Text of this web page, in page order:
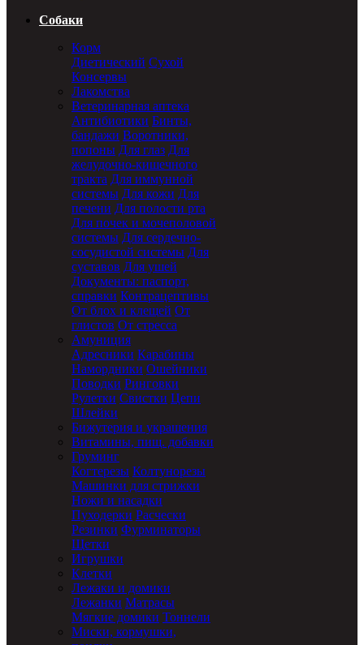
Собаки
Корм
Диетический Сухой
Консервы
Лакомства
Ветеринарная аптека
Антибиотики Бинты,
бандажи Воротники,
попоны Для глаз Для
желудочно-кишечного
тракта Для иммунной
системы Для кожи Для
печени Для полости рта
Для почек и мочеполовой
системы Для сердечно-
сосудистой системы Для
суставов Для ушей
Документы: паспорт,
справки Контрацептивы
От блох и клещей От
глистов От стресса
Амуниция
Адресники Карабины
Намордники Ошейники
Поводки Ринговки
Рулетки Свистки Цепи
Шлейки
Бижутерия и украшения
Витамины, пищ. добавки
Груминг
Когтерезы Колтунорезы
Машинки для стрижки
Ножи и насадки
Пуходерки Расчески
Резинки Фурминаторы
Щетки
Игрушки
Клетки
Лежаки и домики
Лежанки Матрасы
Мягкие домики Тоннели
Миски, кормушки,